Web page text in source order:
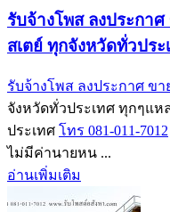
รับจ้างโพส ลงประกา
สเตย์ ทุกจังหวัดทั่วปร
รับจ้างโพส ลงประกาศ ขา
จังหวัดทั่วประเทศ ทุกๆแห
ประเทศ โทร 081-011-7012
ไม่มีค่านายหน ...
อ่านเพิ่มเติม